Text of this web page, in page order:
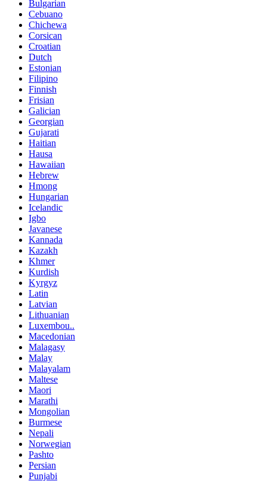
Bulgarian
Cebuano
Chichewa
Corsican
Croatian
Dutch
Estonian
Filipino
Finnish
Frisian
Galician
Georgian
Gujarati
Haitian
Hausa
Hawaiian
Hebrew
Hmong
Hungarian
Icelandic
Igbo
Javanese
Kannada
Kazakh
Khmer
Kurdish
Kyrgyz
Latin
Latvian
Lithuanian
Luxembou..
Macedonian
Malagasy
Malay
Malayalam
Maltese
Maori
Marathi
Mongolian
Burmese
Nepali
Norwegian
Pashto
Persian
Punjabi